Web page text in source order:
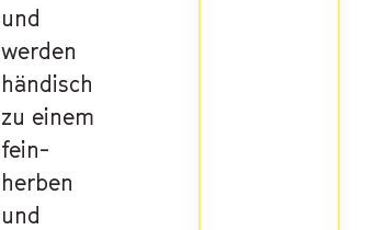
und
werden
händisch
zu einem
fein-
herben
und